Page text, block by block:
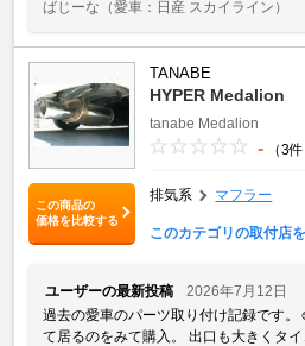
ばじーな （愛車：日産 スカイライン）
この商品の
価格を比較する
TANABE
HYPER Medalion
tanabe Medalion
- （3件
排気系 マフラー
このカテゴリの取付店
ユーザーの最新投稿
2026年7月12日
過去の愛車のパーツ取り付け記録です
て居るのをみて購入。 出口も大きくタ